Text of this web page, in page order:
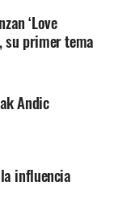
‘Love
su primer tema
Andic
influencia